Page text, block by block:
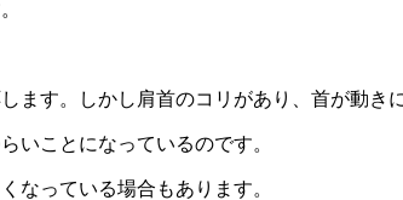
ます。しかし肩首のコリがあり、首が動き
いことになっているのです。
なっている場合もあります。